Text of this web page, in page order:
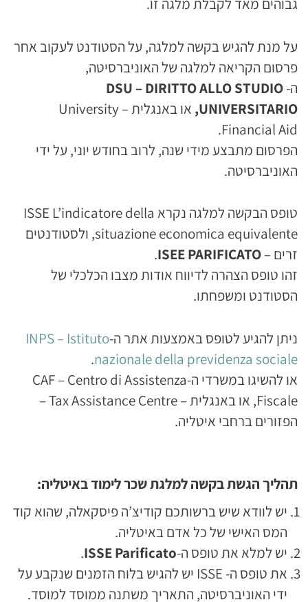
גבוהים מאד לקבלת מלגה זו.
על מנת להגיש בקשה למלגה, על הסטודנט לעקוב אחר
פרסום הקריאה למלגה של האוניברסיטה,
ה-
DSU –DIRITTO ALLO STUDIO
UNIVERSITARIO,
או באנגלית – University
Financial Aid.
הפרסום מתבצע מידי שנה, לרוב בחודש יוני, על ידי
האוניברסיטה.
טופס הבקשה למלגה נקרא ISSE L’indicatore della
situazione economica equivalente, ולסטודנטים
זרים –ISEE PARIFICATO
.
זהו טופס הצהרה לדיווח אודות מצבו הכלכלי של
הסטודנט ומשפחתו.
ניתן להגיע לטופס באמצעות אתר ה-INPS – Istituto
nazionale della previdenza sociale
.
או להשיגו במשרדי ה-CAF – Centro di Assistenza
Fiscale, או באנגלית – Tax Assistance Centre –
הפזורים ברחבי איטליה.
תהליך הגשת בקשה למלגת שכר לימוד באיטליה:
יש לוודא שיש ברשותכם קודיצ’ה פיסקאלה, שהוא קוד
המס האישי של כל אדם באיטליה.
יש למלא את טופס ה-ISSE Parificato
.
את טופס ה- ISSE יש להגיש בלוח הזמנים שנקבע על
ידי האוניברסיטה, התאריך משתנה ממוסד למוסד.